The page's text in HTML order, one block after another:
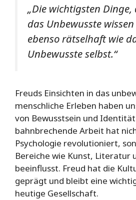
„Die wichtigsten
das Unbewusste
ebenso rätselhaft wie
Unbewusste selbst.“
Freuds Einsichten in das
menschliche Erleben haben
von Bewusstsein und
bahnbrechende Arbeit hat
Psychologie revolutioniert,
Bereiche wie Kunst, Literatur
beeinflusst. Freud hat die
geprägt und bleibt eine
heutige Gesellschaft.